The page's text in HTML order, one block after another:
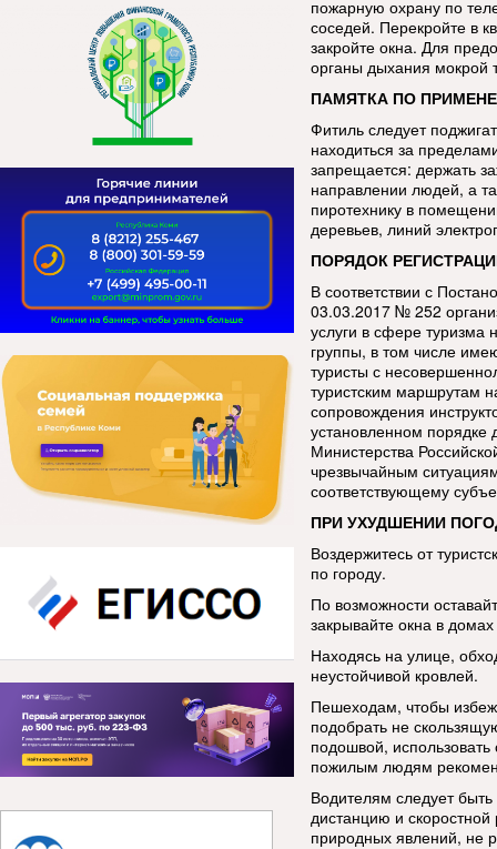
пожарную охрану по
соседей. Перекройте в
закройте окна. Для
органы дыхания мокрой
ПАМЯТКА ПО
Фитиль следует
находиться за
запрещается: держать
направлении людей, а
пиротехнику в
деревьев, линий
ПОРЯДОК
В соответствии с
03.03.2017 № 252
услуги в сфере туризма
группы, в том числе
туристы с
туристским маршрутам
сопровождения
установленном
Министерства
чрезвычайным
соответствующему
ПРИ УХУДШЕНИИ
Воздержитесь от
по городу.
По возможности
закрывайте окна в
Находясь на улице,
неустойчивой кровлей.
Пешеходам, чтобы
подобрать не
подошвой,
пожилым людям
Водителям следует
дистанцию и
природных явлений, не